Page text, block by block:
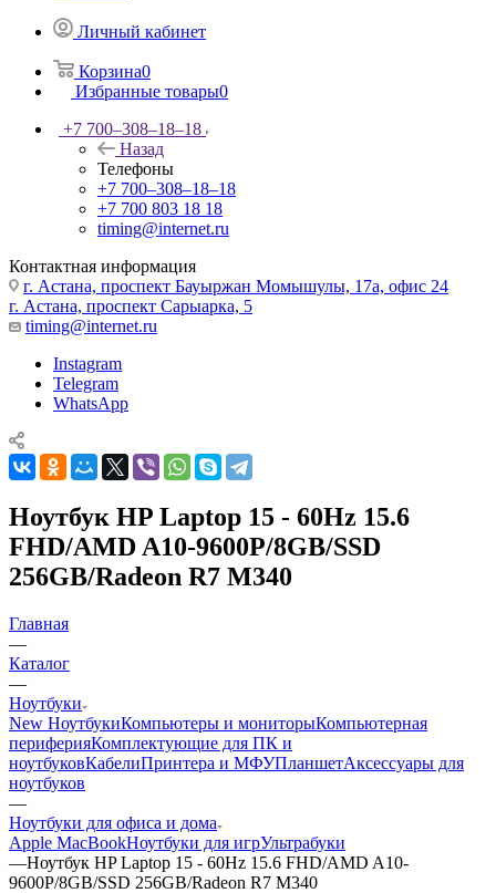
Личный кабинет
Корзина0
Избранные товары0
+7 700‒308‒18‒18
Назад
Телефоны
+7 700‒308‒18‒18
+7 700 803 18 18
timing@internet.ru
Контактная информация
г. Астана, проспект Бауыржан Момышулы, 17а, офис 24
г. Астана, проспект Сарыарка, 5
timing@internet.ru
Instagram
Telegram
WhatsApp
Ноутбук HP Laptop 15 - 60Hz 15.6
FHD/AMD A10-9600P/8GB/SSD
256GB/Radeon R7 M340
Главная
—
Каталог
—
Ноутбуки
New НоутбукиКомпьютеры и мониторыКомпьютерная
периферияКомплектующие для ПК и
ноутбуковКабелиПринтера и МФУПланшетАксессуары для
ноутбуков
—
Ноутбуки для офиса и дома
Apple MacBookНоутбуки для игрУльтрабуки
—Ноутбук HP Laptop 15 - 60Hz 15.6 FHD/AMD A10-
9600P/8GB/SSD 256GB/Radeon R7 M340